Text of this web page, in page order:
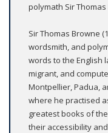
polymath Sir Thomas
Sir Thomas Browne
wordsmith, and
words to the English
migrant, and
Montpellier, Padua,
where he practised
greatest books of
their accessibility